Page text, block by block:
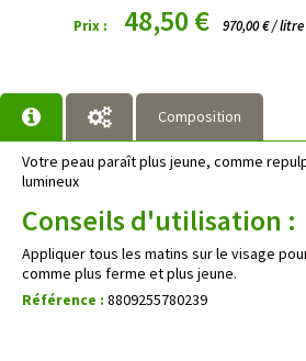
Prix : 48,50 € 970,00 € / litre
Composition
Votre peau paraît plus jeune, comme
lumineux
Conseils d'utilisation :
Appliquer tous les matins sur le visage
comme plus ferme et plus jeune.
Référence : 8809255780239